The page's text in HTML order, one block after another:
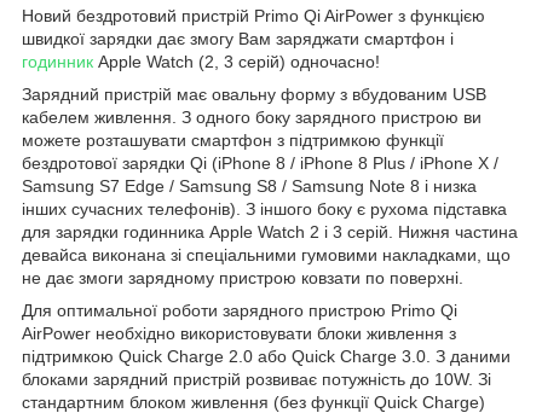
Новий бездротовий пристрій Primo Qi AirPower з функцією
швидкої зарядки дає змогу Вам заряджати смартфон і
годинник Apple Watch (2, 3 серій) одночасно!
Зарядний пристрій має овальну форму з вбудованим USB
кабелем живлення. З одного боку зарядного пристрою ви
можете розташувати смартфон з підтримкою функції
бездротової зарядки Qi (iPhone 8 / iPhone 8 Plus / iPhone X /
Samsung S7 Edge / Samsung S8 / Samsung Note 8 і низка
інших сучасних телефонів). З іншого боку є рухома підставка
для зарядки годинника Apple Watch 2 і 3 серій. Нижня частина
девайса виконана зі спеціальними гумовими накладками, що
не дає змоги зарядному пристрою ковзати по поверхні.
Для оптимальної роботи зарядного пристрою Primo Qi
AirPower необхідно використовувати блоки живлення з
підтримкою Quick Charge 2.0 або Quick Charge 3.0. З даними
блоками зарядний пристрій розвиває потужність до 10W. Зі
стандартним блоком живлення (без функції Quick Charge)